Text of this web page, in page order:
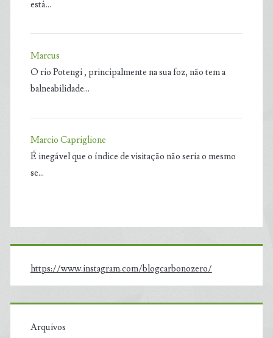
está…
Marcus
O rio Potengi , principalmente na sua foz, não tem a
balneabilidade…
Marcio Capriglione
É inegável que o índice de visitação não seria o mesmo
se…
https://www.instagram.com/blogcarbonozero/
Arquivos